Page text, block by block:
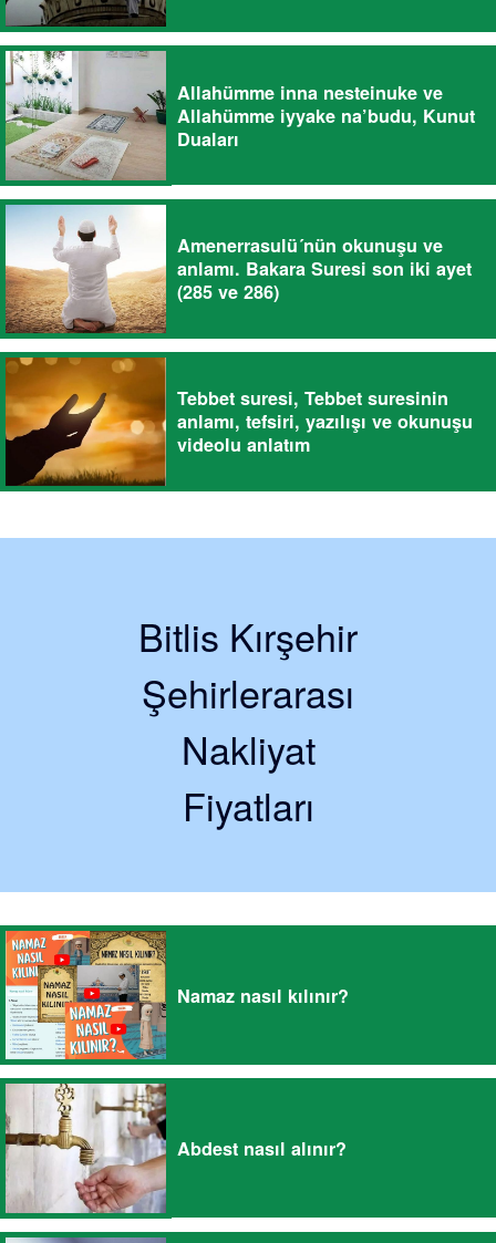
Allahümme inna nesteinuke ve
Allahümme iyyake na’budu, Kunut
Duaları
Amenerrasulü´nün okunuşu ve
anlamı. Bakara Suresi son iki ayet
(285 ve 286)
Tebbet suresi, Tebbet suresinin
anlamı, tefsiri, yazılışı ve okunuşu
videolu anlatım
Bitlis Kırşehir
Şehirlerarası
Nakliyat
Fiyatları
Namaz nasıl kılınır?
Abdest nasıl alınır?